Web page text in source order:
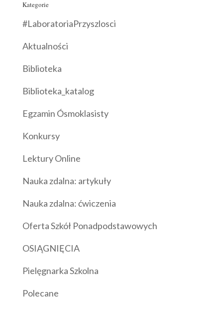
Kategorie
#LaboratoriaPrzyszlosci
Aktualności
Biblioteka
Biblioteka_katalog
Egzamin Ósmoklasisty
Konkursy
Lektury Online
Nauka zdalna: artykuły
Nauka zdalna: ćwiczenia
Oferta Szkół Ponadpodstawowych
OSIĄGNIĘCIA
Pielęgnarka Szkolna
Polecane